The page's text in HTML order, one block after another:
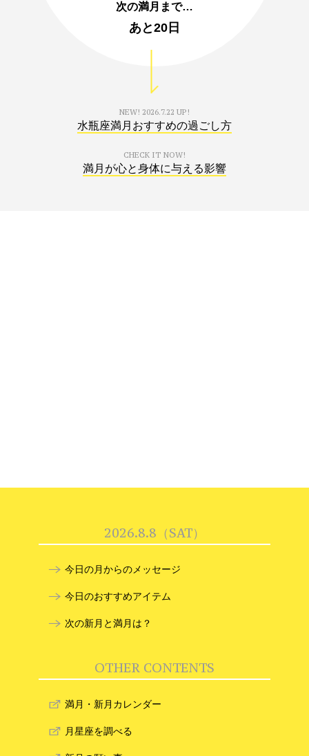
次の満月まで…
あと20日
NEW! 2026.7.22 UP!
水瓶座満月おすすめの過ごし方
CHECK IT NOW!
満月が心と身体に与える影響
2026.8.8（SAT）
今日の月からのメッセージ
今日のおすすめアイテム
次の新月と満月は？
OTHER CONTENTS
満月・新月カレンダー
月星座を調べる